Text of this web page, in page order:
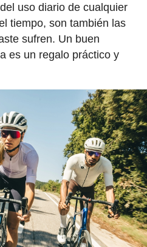
uso diario de cualquier
tiempo, son también las
sufren. Un buen
es un regalo práctico y